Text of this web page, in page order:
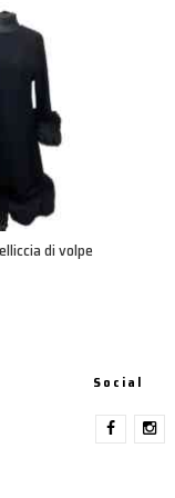
di volpe
Social